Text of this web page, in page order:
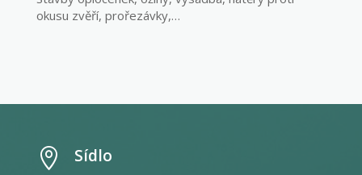
okusu zvěří, prořezávky,…
 Sídlo